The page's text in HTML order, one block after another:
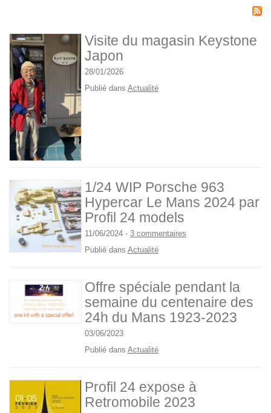
Visite du magasin Keystone
Japon
28/01/2026
Publié dans Actualité
1/24 WIP Porsche 963
Hypercar Le Mans 2024 par
Profil 24 models
11/06/2024 - 3 commentaires
Publié dans Actualité
Offre spéciale pendant la
semaine du centenaire des
24h du Mans 1923-2023
03/06/2023
Publié dans Actualité
Profil 24 expose à
Retromobile 2023